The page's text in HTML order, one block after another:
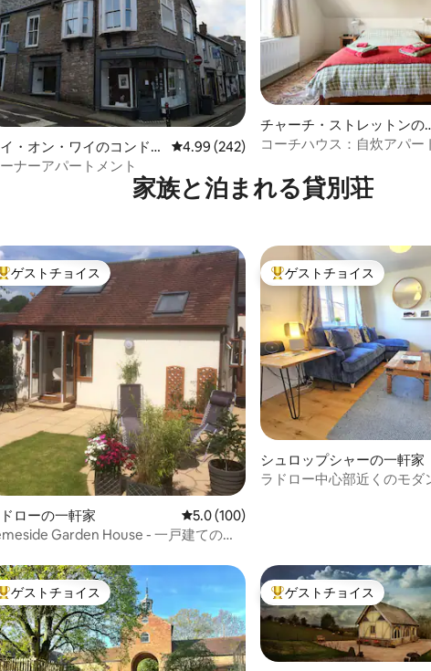
つ星中4.98つ星の平均評価
・オン・ワイのコンドミ
ム
レビュー242件、5つ星中4.99つ星の平均
4.99 (242)
ナーアパートメント
チャーチ・ストレットンの
ンドミニアム
コーチハウス：自炊アパー
家族と泊まれる貸別荘
つ星中4.93つ星の平均評価
大好評のゲストチョイスです。
ゲストチョイス
ローの一軒家 レビュー100件、5つ星中5.0つ星の平均評
5.0 (100)
Garden House - 一戸建ての宿
大好評のゲストチョイスで
ゲストチョイス
シュロップシャーの一軒家
ラドロー中心部近くのモダ
好評のゲストチョイスです。
ゲストチョイス 大好評のゲストチョイスで
ゲストチョイス